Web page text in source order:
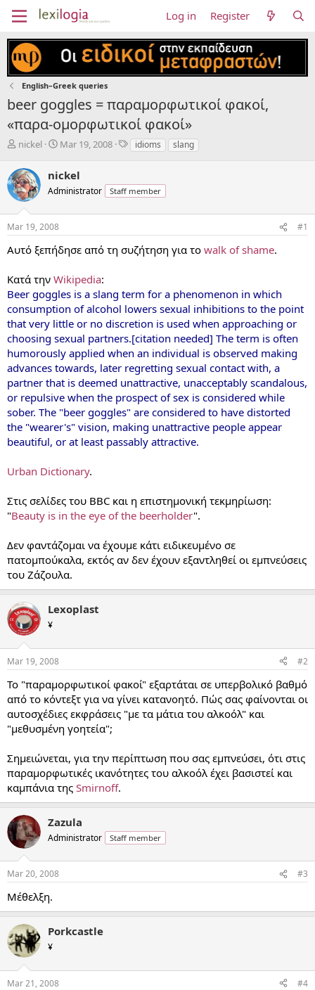
Log in Register
English–Greek queries
beer goggles = παραμορφωτικοί φακοί,
«παρα-ομορφωτικοί φακοί»
T
r
e
a
t
r
e
r
nickel
S
r
t
e
Mar 19, 2008
Tidioms slang
nickel
Administrator Staff member
Mar 19, 2008 #1
Αυτό ξεπήδησε από τη συζήτηση για το walk of shame.
Κατά την Wikipedia:
Beer goggles is a slang term for a phenomenon in which
consumption of alcohol lowers sexual inhibitions to the point
that very little or no discretion is used when approaching or
choosing sexual partners.[citation needed] The term is often
humorously applied when an individual is observed making
advances towards, later regretting sexual contact with, a
partner that is deemed unattractive, unacceptably scandalous,
or repulsive when the prospect of sex is considered while
sober. The "beer goggles" are considered to have distorted
the "wearer's" vision, making unattractive people appear
beautiful, or at least passably attractive.
Urban Dictionary.
Στις σελίδες του BBC και η επιστημονική τεκμηρίωση:
"Beauty is in the eye of the beerholder".
Δεν φαντάζομαι να έχουμε κάτι ειδικευμένο σε
πατομπούκαλα, εκτός αν δεν έχουν εξαντληθεί οι εμπνεύσεις
του Ζάζουλα.
Lexoplast
¥
Mar 19, 2008 #2
Το "παραμορφωτικοί φακοί" εξαρτάται σε υπερβολικό βαθμό
από το κόντεξτ για να γίνει κατανοητό. Πώς σας φαίνονται οι
αυτοσχέδιες εκφράσεις "με τα μάτια του αλκοόλ" και
"μεθυσμένη γοητεία";
Σημειώνεται, για την περίπτωση που σας εμπνεύσει, ότι στις
παραμορφωτικές ικανότητες του αλκοόλ έχει βασιστεί και
καμπάνια της Smirnoff.
Zazula
Administrator Staff member
Mar 20, 2008 #3
Μέθελξη.
Porkcastle
¥
Mar 21, 2008 #4